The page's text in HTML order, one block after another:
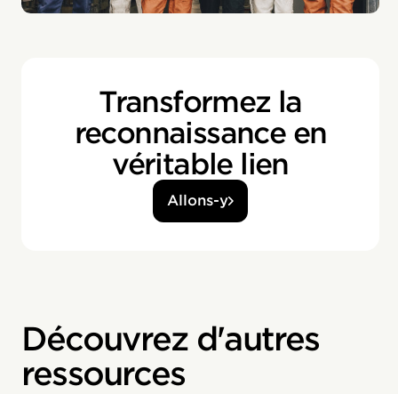
Transformez la
reconnaissance en
véritable lien
Allons-y
Découvrez d'autres
ressources